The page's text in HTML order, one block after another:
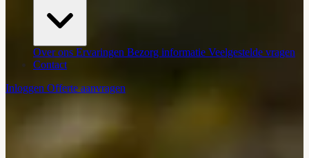
Over ons Ervaringen Bezorg informatie Veelgestelde vragen
Contact
Inloggen Offerte aanvragen